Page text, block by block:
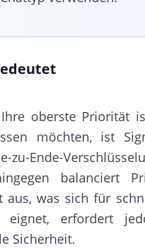
oberste Priorität
möchten, ist
zu-Ende-
balanciert
aus, was sich für
eignet, erfordert
Sicherheit.